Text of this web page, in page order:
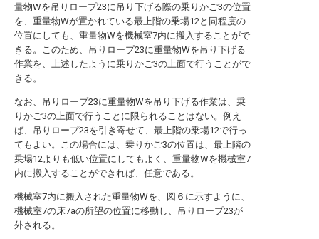
量物Wを吊りロープ23に吊り下げる際の乗りかご3の位置
を、重量物Wが置かれている最上階の乗場12と同程度の
位置にしても、重量物Wを機械室7内に搬入することがで
きる。このため、吊りロープ23に重量物Wを吊り下げる
作業を、上述したように乗りかご3の上面で行うことがで
きる。
なお、吊りロープ23に重量物Wを吊り下げる作業は、乗
りかご3の上面で行うことに限られることはない。例え
ば、吊りロープ23を引き寄せて、最上階の乗場12で行っ
てもよい。この場合には、乗りかご3の位置は、最上階の
乗場12よりも低い位置にしてもよく、重量物Wを機械室7
内に搬入することができれば、任意である。
機械室7内に搬入された重量物Wを、図６に示すように、
機械室7の床7aの所望の位置に移動し、吊りロープ23が
外される。